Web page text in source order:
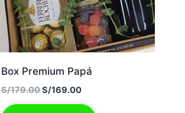
Box Premium Papá
S/179.00El
precio
S/169.00El
precio